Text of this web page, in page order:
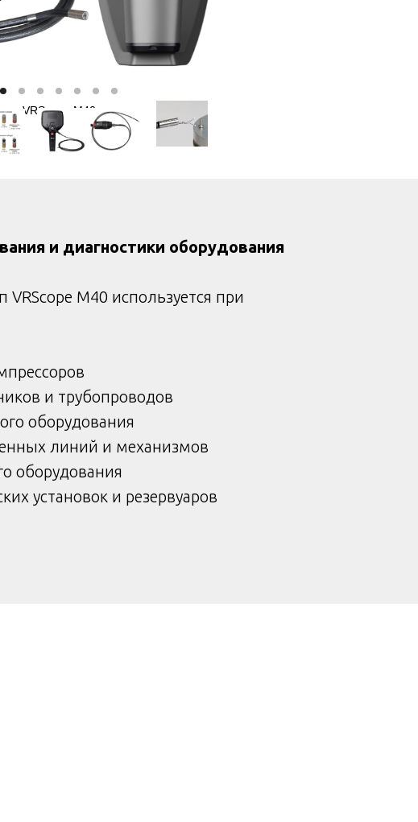
VRScope M40
и диагностики оборудования
VRScope M40 используется при
и трубопроводов
оборудования
линий и механизмов
оборудования
установок и резервуаров